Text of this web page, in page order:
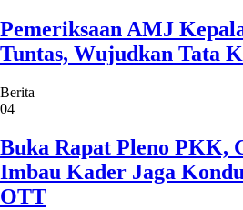
Pemeriksaan AMJ
Tuntas, Wujudkan Tata
Berita
04
Buka Rapat Pleno PKK,
Imbau Kader Jaga
OTT